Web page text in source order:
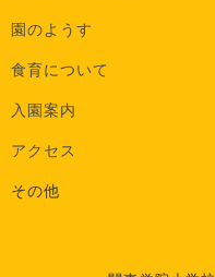
園のようす
食育について
入園案内
アクセス
その他